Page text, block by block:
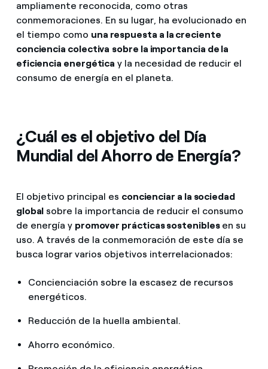
ampliamente reconocida, como otras
conmemoraciones. En su lugar, ha evolucionado en
el tiempo como una respuesta a la creciente
conciencia colectiva sobre la importancia de la
eficiencia energética y la necesidad de reducir el
consumo de energía en el planeta.
¿Cuál es el objetivo del Día
Mundial del Ahorro de Energía?
El objetivo principal es concienciar a la sociedad
global sobre la importancia de reducir el consumo
de energía y promover prácticas sosteniblesen su
uso. A través de la conmemoración de este día se
busca lograr varios objetivos interrelacionados:
Concienciación sobre la escasez de recursos
energéticos.
Reducción de la huella ambiental.
Ahorro económico.